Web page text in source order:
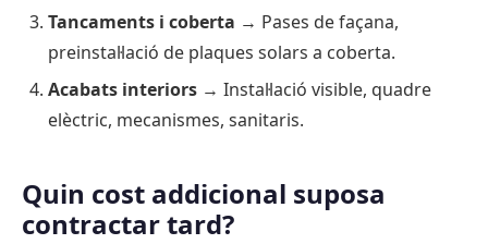
Tancaments i coberta → Pases de façana,
preinstal·lació de plaques solars a coberta.
Acabats interiors → Instal·lació visible, quadre
elèctric, mecanismes, sanitaris.
Quin cost addicional suposa
contractar tard?